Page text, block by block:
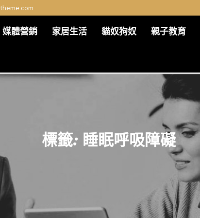
媒體營銷 家居生活 貓奴狗奴 親子教育
標籤: 睡眠呼吸障礙